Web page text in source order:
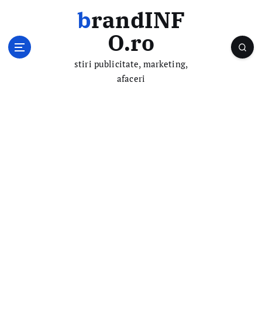
brandINF
O.ro
stiri publicitate, marketing,
afaceri